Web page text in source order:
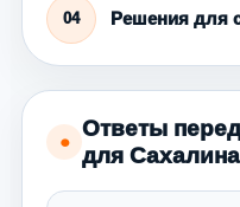
04 Решения для
●
Ответы
для Сахалина